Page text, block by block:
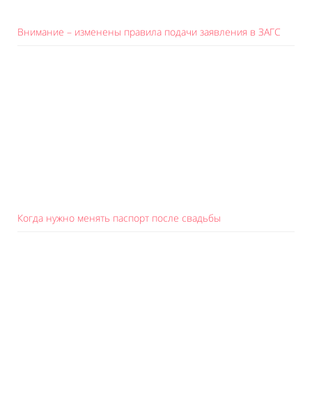
Внимание – изменены правила подачи заявления в ЗАГС
Когда нужно менять паспорт после свадьбы